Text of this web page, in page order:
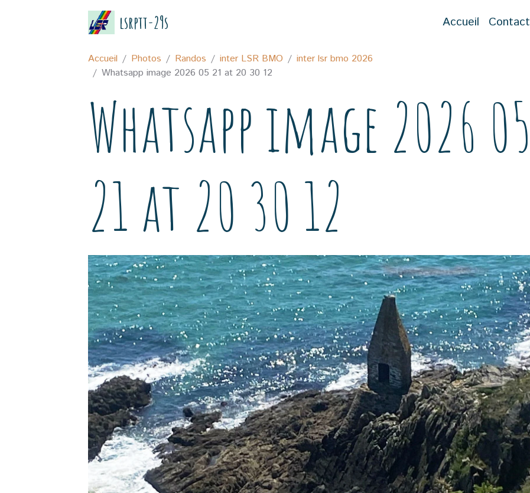
lsrptt-29s Accueil Contact
Accueil Photos Randos inter LSR BMO
inter lsr bmo 2026
Whatsapp image 2026 05 21 at 20 30 12
Whatsapp image 2026 05
21 at 20 30 12